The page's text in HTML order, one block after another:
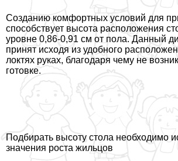
Созданию комфортных условий для
способствует высота расположения
уровне 0,86-0,91 см от пола. Данный
принят исходя из удобного
локтях руках, благодаря чему не
готовке.
Подбирать высоту стола необходимо
значения роста жильцов